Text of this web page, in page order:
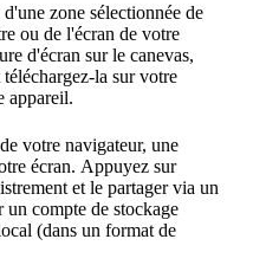
zone sélectionnée de
ou de l'écran de votre
d'écran sur le canevas,
la sur votre
appareil.
votre navigateur, une
écran. Appuyez sur
et le partager via un
un compte de stockage
(dans un format de